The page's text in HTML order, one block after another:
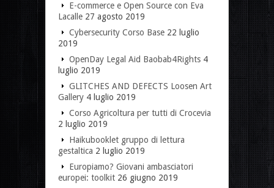
E-commerce e Open Source con Eva
Lacalle 27 agosto 2019
Cybersecurity Corso Base 22 luglio
2019
OpenDay Legal Aid Baobab4Rights 4
luglio 2019
GLITCHES AND DEFECTS Loosen Art
Gallery 4 luglio 2019
Corso Agricoltura per tutti di Crocevia
2 luglio 2019
Haikubooklet gruppo di lettura
gestaltica 2 luglio 2019
Europiamo? Giovani ambasciatori
europei: toolkit 26 giugno 2019